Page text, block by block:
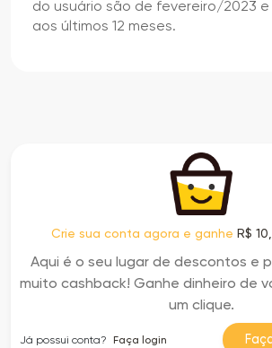
do usuário são de fevereiro/2023
aos últimos 12 meses.
Crie sua conta agora e ganhe R$
Aqui é o seu lugar de descontos e
muito cashback! Ganhe dinheiro de
um clique.
Já possui conta? Faça login